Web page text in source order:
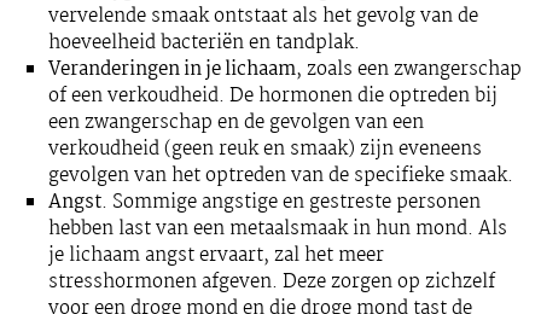
vervelende smaak ontstaat als het gevolg van de
hoeveelheid bacteriën en tandplak.
Veranderingen in je lichaam, zoals een zwangerschap
of een verkoudheid. De hormonen die optreden bij
een zwangerschap en de gevolgen van een
verkoudheid (geen reuk en smaak) zijn eveneens
gevolgen van het optreden van de specifieke smaak.
Angst. Sommige angstige en gestreste personen
hebben last van een metaalsmaak in hun mond. Als
je lichaam angst ervaart, zal het meer
stresshormonen afgeven. Deze zorgen op zichzelf